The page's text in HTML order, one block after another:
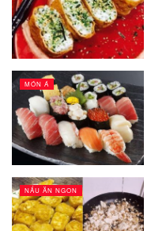
MÓN Á
NẤU ĂN NGON